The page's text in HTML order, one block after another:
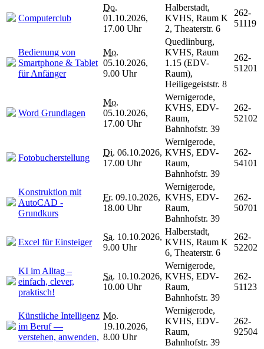
Computerclub
Do.
01.10.2026,
17.00 Uhr
Halberstadt,
KVHS, Raum K
2, Theaterstr. 6
262-
51119
Bedienung von
Smartphone & Tablet
für Anfänger
Mo.
05.10.2026,
9.00 Uhr
Quedlinburg,
KVHS, Raum
1.15 (EDV-
Raum),
Heiligegeiststr. 8
262-
51201
Word Grundlagen
Mo.
05.10.2026,
17.00 Uhr
Wernigerode,
KVHS, EDV-
Raum,
Bahnhofstr. 39
262-
52102
Fotobucherstellung
Di. 06.10.2026,
17.00 Uhr
Wernigerode,
KVHS, EDV-
Raum,
Bahnhofstr. 39
262-
54101
Konstruktion mit
AutoCAD -
Grundkurs
Fr. 09.10.2026,
18.00 Uhr
Wernigerode,
KVHS, EDV-
Raum,
Bahnhofstr. 39
262-
50701
Excel für Einsteiger
Sa. 10.10.2026,
9.00 Uhr
Halberstadt,
KVHS, Raum K
6, Theaterstr. 6
262-
52202
KI im Alltag –
einfach, clever,
praktisch!
Sa. 10.10.2026,
10.00 Uhr
Wernigerode,
KVHS, EDV-
Raum,
Bahnhofstr. 39
262-
51123
Künstliche Intelligenz
im Beruf —
verstehen, anwenden,
Mo.
19.10.2026,
8.00 Uhr
Wernigerode,
KVHS, EDV-
Raum,
Bahnhofstr. 39
262-
92504